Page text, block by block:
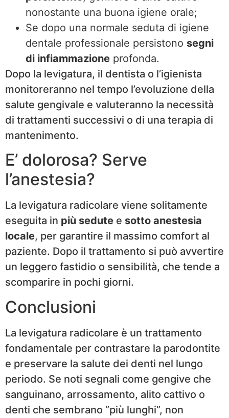
nonostante una buona igiene orale;
Se dopo una normale seduta di igiene
dentale professionale persistono segni
di infiammazione profonda.
Dopo la levigatura, il dentista o l’igienista
monitoreranno nel tempo l’evoluzione della
salute gengivale e valuteranno la necessità
di trattamenti successivi o di una terapia di
mantenimento.
E’ dolorosa? Serve
l’anestesia?
La levigatura radicolare viene solitamente
eseguita in più sedute e sotto anestesia
locale, per garantire il massimo comfort al
paziente. Dopo il trattamento si può avvertire
un leggero fastidio o sensibilità, che tende a
scomparire in pochi giorni.
Conclusioni
La levigatura radicolare è un trattamento
fondamentale per contrastare la parodontite
e preservare la salute dei denti nel lungo
periodo. Se noti segnali come gengive che
sanguinano, arrossamento, alito cattivo o
denti che sembrano “più lunghi”, non